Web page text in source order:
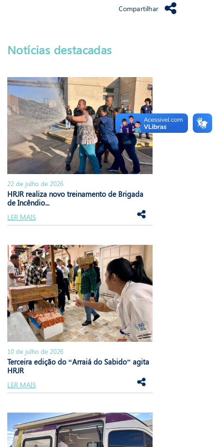
Compartilhar
Notícias destacadas
22 de julho de 2026
HRJR realiza novo treinamento de Brigada
de Incêndio...
LER MAIS
10 de julho de 2026
Terceira edição do “Arraiá do Sabido” agita
HRJR
LER MAIS